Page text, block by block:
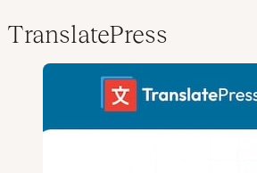
TranslatePress